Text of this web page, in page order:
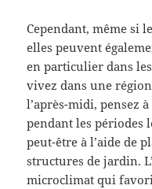
Cependant, même si
elles peuvent
en particulier dans
vivez dans une
l’après-midi, pensez
pendant les périodes
peut-être à l’aide de
structures de jardin.
microclimat qui